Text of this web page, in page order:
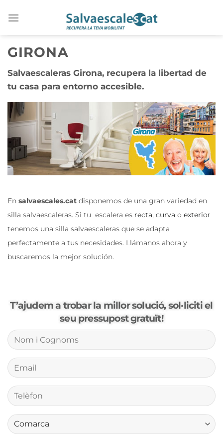
GIRONA
Salvaescaleras Girona, recupera la libertad de
tu casa para entorno accesible.
En salvaescales.cat disponemos de una gran variedad en
silla salvaescaleras. Si tu escalera es recta, curva o exterior
tenemos una silla salvaescaleras que se adapta
perfectamente a tus necesidades. Llámanos ahora y
buscaremos la mejor solución.
T’ajudem a trobar la millor solució, sol·liciti el
seu pressupost gratuït!